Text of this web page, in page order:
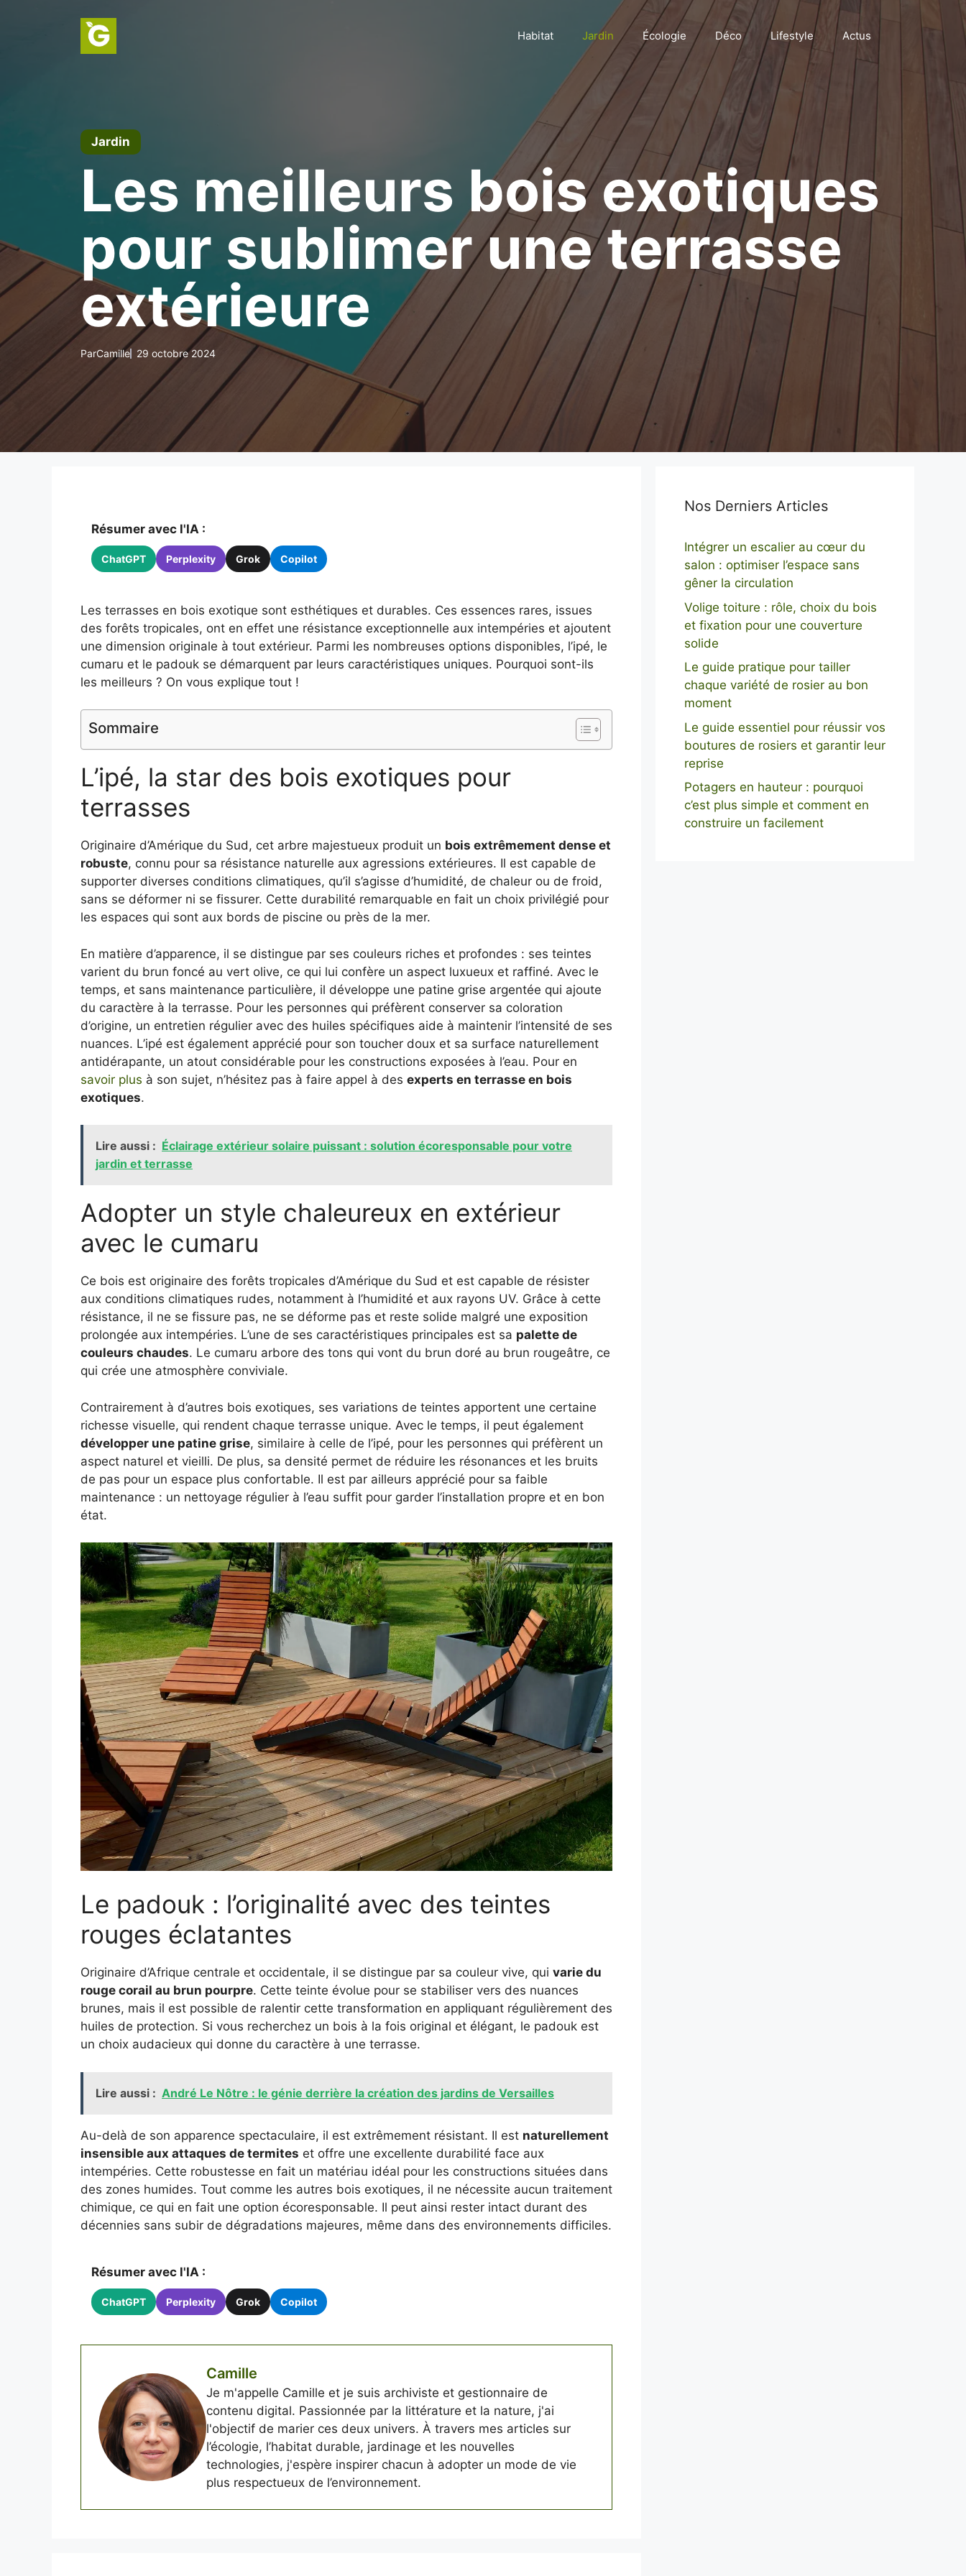
Habitat Jardin Écologie Déco Lifestyle Actus
Jardin
Les meilleurs bois exotiques
pour sublimer une terrasse
extérieure
ParCamille 29 octobre 2024
Résumer avec l'IA :
ChatGPT Perplexity Grok Copilot
Les terrasses en bois exotique sont esthétiques et durables. Ces essences rares, issues
des forêts tropicales, ont en effet une résistance exceptionnelle aux intempéries et ajoutent
une dimension originale à tout extérieur. Parmi les nombreuses options disponibles, l’ipé, le
cumaru et le padouk se démarquent par leurs caractéristiques uniques. Pourquoi sont-ils
les meilleurs ? On vous explique tout !
Sommaire
L’ipé, la star des bois exotiques pour
terrasses
Originaire d’Amérique du Sud, cet arbre majestueux produit un bois extrêmement dense et
robuste, connu pour sa résistance naturelle aux agressions extérieures. Il est capable de
supporter diverses conditions climatiques, qu’il s’agisse d’humidité, de chaleur ou de froid,
sans se déformer ni se fissurer. Cette durabilité remarquable en fait un choix privilégié pour
les espaces qui sont aux bords de piscine ou près de la mer.
En matière d’apparence, il se distingue par ses couleurs riches et profondes : ses teintes
varient du brun foncé au vert olive, ce qui lui confère un aspect luxueux et raffiné. Avec le
temps, et sans maintenance particulière, il développe une patine grise argentée qui ajoute
du caractère à la terrasse. Pour les personnes qui préfèrent conserver sa coloration
d’origine, un entretien régulier avec des huiles spécifiques aide à maintenir l’intensité de ses
nuances. L’ipé est également apprécié pour son toucher doux et sa surface naturellement
antidérapante, un atout considérable pour les constructions exposées à l’eau. Pour en
savoir plus à son sujet, n’hésitez pas à faire appel à des experts en terrasse en bois
exotiques.
Lire aussi : Éclairage extérieur solaire puissant : solution écoresponsable pour votre
jardin et terrasse
Adopter un style chaleureux en extérieur
avec le cumaru
Ce bois est originaire des forêts tropicales d’Amérique du Sud et est capable de résister
aux conditions climatiques rudes, notamment à l’humidité et aux rayons UV. Grâce à cette
résistance, il ne se fissure pas, ne se déforme pas et reste solide malgré une exposition
prolongée aux intempéries. L’une de ses caractéristiques principales est sa palette de
couleurs chaudes. Le cumaru arbore des tons qui vont du brun doré au brun rougeâtre, ce
qui crée une atmosphère conviviale.
Contrairement à d’autres bois exotiques, ses variations de teintes apportent une certaine
richesse visuelle, qui rendent chaque terrasse unique. Avec le temps, il peut également
développer une patine grise, similaire à celle de l’ipé, pour les personnes qui préfèrent un
aspect naturel et vieilli. De plus, sa densité permet de réduire les résonances et les bruits
de pas pour un espace plus confortable. Il est par ailleurs apprécié pour sa faible
maintenance : un nettoyage régulier à l’eau suffit pour garder l’installation propre et en bon
état.
Le padouk : l’originalité avec des teintes
rouges éclatantes
Originaire d’Afrique centrale et occidentale, il se distingue par sa couleur vive, qui varie du
rouge corail au brun pourpre. Cette teinte évolue pour se stabiliser vers des nuances
brunes, mais il est possible de ralentir cette transformation en appliquant régulièrement des
huiles de protection. Si vous recherchez un bois à la fois original et élégant, le padouk est
un choix audacieux qui donne du caractère à une terrasse.
Lire aussi : André Le Nôtre : le génie derrière la création des jardins de Versailles
Au-delà de son apparence spectaculaire, il est extrêmement résistant. Il est naturellement
insensible aux attaques de termites et offre une excellente durabilité face aux
intempéries. Cette robustesse en fait un matériau idéal pour les constructions situées dans
des zones humides. Tout comme les autres bois exotiques, il ne nécessite aucun traitement
chimique, ce qui en fait une option écoresponsable. Il peut ainsi rester intact durant des
décennies sans subir de dégradations majeures, même dans des environnements difficiles.
Résumer avec l'IA :
ChatGPT Perplexity Grok Copilot
Camille
Je m'appelle Camille et je suis archiviste et gestionnaire de
contenu digital. Passionnée par la littérature et la nature, j'ai
l'objectif de marier ces deux univers. À travers mes articles sur
l’écologie, l’habitat durable, jardinage et les nouvelles
technologies, j'espère inspirer chacun à adopter un mode de vie
plus respectueux de l’environnement.
Nos Derniers Articles
Intégrer un escalier au cœur du
salon : optimiser l’espace sans
gêner la circulation
Volige toiture : rôle, choix du bois
et fixation pour une couverture
solide
Le guide pratique pour tailler
chaque variété de rosier au bon
moment
Le guide essentiel pour réussir vos
boutures de rosiers et garantir leur
reprise
Potagers en hauteur : pourquoi
c’est plus simple et comment en
construire un facilement